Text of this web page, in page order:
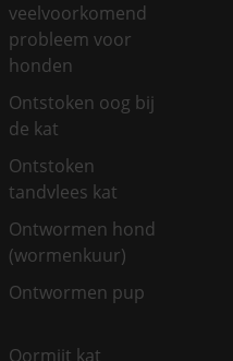
veelvoorkomend
probleem voor
honden
Ontstoken oog bij
de kat
Ontstoken
tandvlees kat
Ontwormen hond
(wormenkuur)
Ontwormen pup
Oormijt kat